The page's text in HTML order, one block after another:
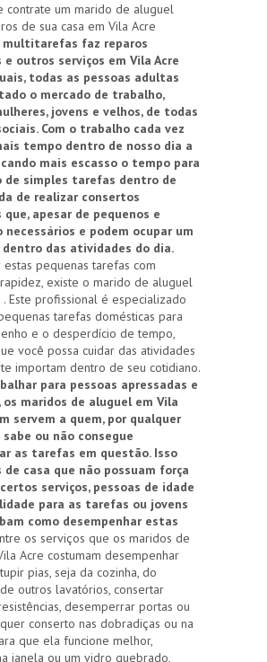
contrate um marido de aluguel
de sua casa em Vila Acre
multitarefas faz reparos
e outros serviços em Vila Acre
todas as pessoas adultas
o mercado de trabalho,
jovens e velhos, de todas
Com o trabalho cada vez
tempo dentro de nosso dia a
mais escasso o tempo para
de simples tarefas dentro de
de realizar consertos
apesar de pequenos e
necessários e podem ocupar um
das atividades do dia.
pequenas tarefas com
existe o marido de aluguel
Este profissional é especializado
tarefas domésticas para
e o desperdício de tempo,
você possa cuidar das atividades
importam dentro de seu cotidiano.
para pessoas apressadas e
maridos de aluguel em Vila
servem a quem, por qualquer
ou não consegue
as tarefas em questão. Isso
de casa que não possuam força
serviços, pessoas de idade
para as tarefas ou jovens
como desempenhar estas
os serviços que os maridos de
Acre costumam desempenhar
pias, seja da cozinha, do
outros lavatórios, consertar
desemperrar portas ou
conserto nas dobradiças ou na
que ela funcione melhor,
janela ou um vidro quebrado,